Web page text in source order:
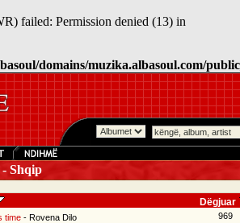
failed: Permission denied (13) in
domains/muzika.albasoul.com/
Shqip
Dëgjuar
time- Rovena Dilo
969